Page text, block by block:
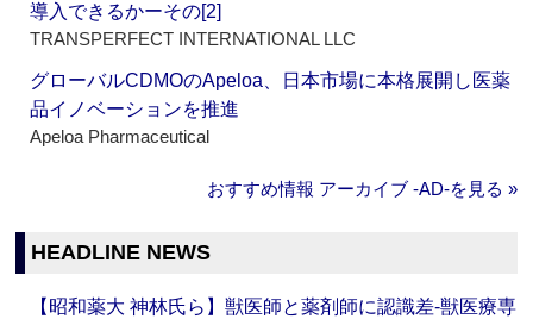
導入できるかーその[2]
TRANSPERFECT INTERNATIONAL LLC
グローバルCDMOのApeloa、日本市場に本格展開し医薬
品イノベーションを推進
Apeloa Pharmaceutical
おすすめ情報 アーカイブ ‐AD‐を見る »
HEADLINE NEWS
【昭和薬大 神林氏ら】獣医師と薬剤師に認識差‐獣医療専